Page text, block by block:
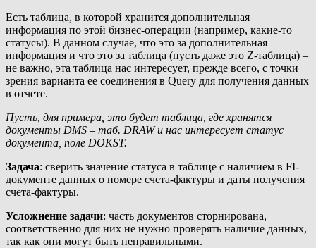
Есть таблица, в которой хранится дополнительная
информация по этой бизнес-операции (например, какие-то
статусы). В данном случае, что это за дополнительная
информация и что это за таблица (пусть даже это Z-таблица) –
не важно, эта таблица нас интересует, прежде всего, с точки
зрения варианта ее соединения в Query для получения данных
в отчете.
Пусть, для примера, это будет таблица, где хранятся
документы DMS – таб. DRAW и нас интересует статус
документа, поле DOKST.
Задача: сверить значение статуса в таблице с наличием в FI-
документе данных о номере счета-фактуры и даты получения
счета-фактуры.
Усложнение задачи: часть документов сторнирована,
соответственно для них не нужно проверять наличие данных,
так как они могут быть неправильными.